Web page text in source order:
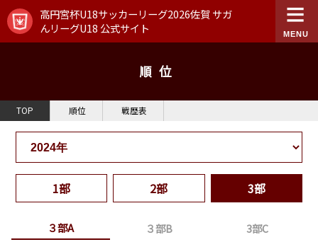
高円宮杯U18サッカーリーグ2026佐賀 サガ
んリーグU18 公式サイト
順位
TOP 順位 戦歴表
1部 2部 3部
３部A ３部B 3部C